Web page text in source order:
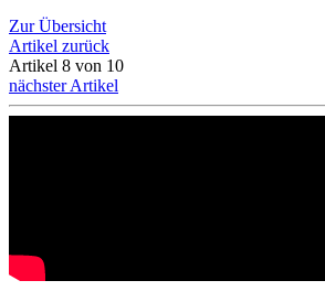
Zur Übersicht
Artikel zurück
Artikel 8 von 10
nächster Artikel